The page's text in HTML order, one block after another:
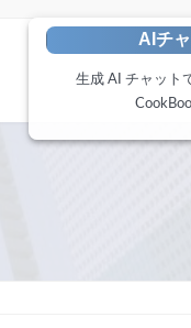
AIチ
生成 AI チャット